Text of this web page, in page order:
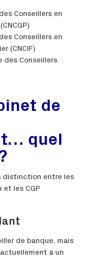
Conseillers en
Conseillers en
(CNCIF)
des Conseillers
de
quel
distinction entre les
et les CGP
de banque, mais
à un